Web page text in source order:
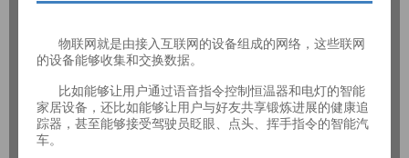
物联网就是由接入互联网的设备组成的网络，这些联网
的设备能够收集和交换数据。
比如能够让用户通过语音指令控制恒温器和电灯的智能
家居设备，还比如能够让用户与好友共享锻炼进展的健康追
踪器，甚至能够接受驾驶员眨眼、点头、挥手指令的智能汽
车。